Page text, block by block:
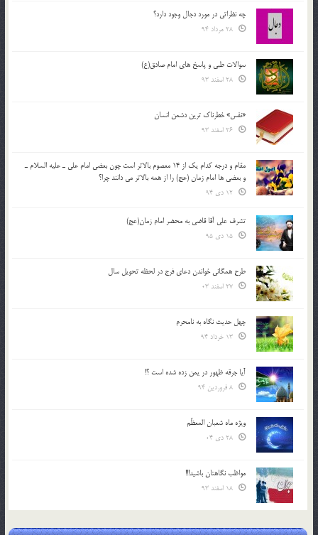
چه نظراتی در مورد دجال وجود دارد؟
سوالات طبی و پاسخ های امام صادق(ع)
«نفس» خطرناک ترین دشمن انسان
مقام و درجه كدام يك از 14 معصوم بالاتر است چون بعضي امام علي ـ عليه السلام ـ
و بعضي ها امام زمان (عج) را از همه بالاتر مي دانند چرا؟
تشرف علي آقا قاضي به محضر امام زمان(عج)
طرح همگانی خواندن دعای فرج در لحظه تحویل سال
چهل حدیث نگاه به نامحرم
آیا جرقه ظهور در یمن زده شده است ؟!
ویژه ماه شعبان المعظّم
مواظب نگاهتان باشید!!!